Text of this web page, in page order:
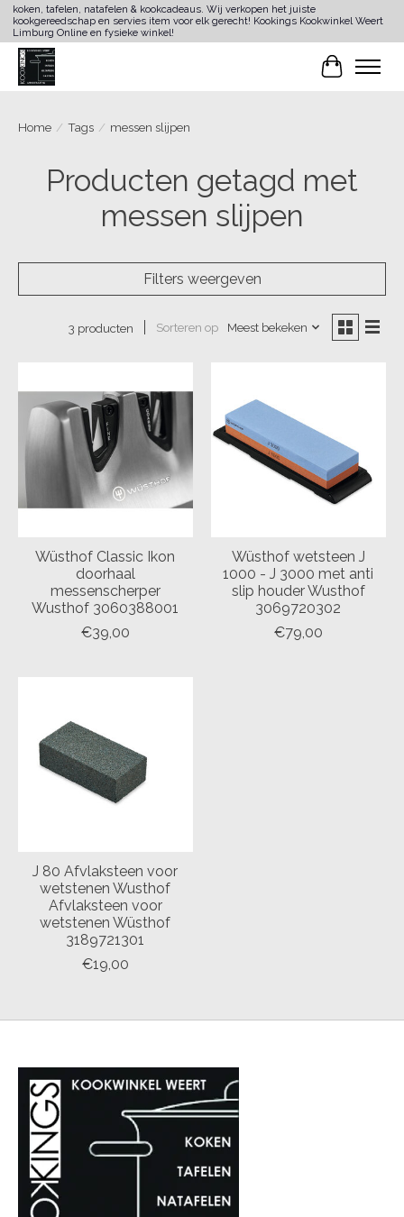
koken, tafelen, natafelen & kookcadeaus. Wij verkopen het juiste
kookgereedschap en servies item voor elk gerecht! Kookings Kookwinkel Weert
Limburg Online en fysieke winkel!
Home / Tags / messen slijpen
Producten getagd met
messen slijpen
Filters weergeven
3 producten Sorteren op Meest bekeken
Wüsthof Classic Ikon
doorhaal
messenscherper
Wusthof 3060388001
€39,00
Wüsthof wetsteen J
1000 - J 3000 met anti
slip houder Wusthof
3069720302
€79,00
J 80 Afvlaksteen voor
wetstenen Wusthof
Afvlaksteen voor
wetstenen Wüsthof
3189721301
€19,00